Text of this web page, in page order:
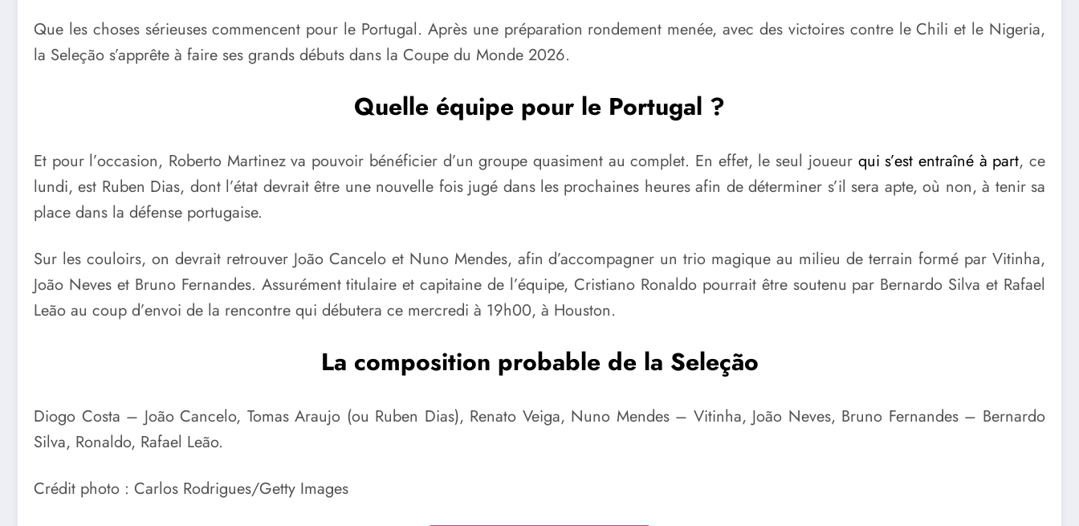
Que les choses sérieuses commencent pour le Portugal. Après une préparation rondement menée, avec des victoires contre le Chili et le Nigeria,
la Seleção s’apprête à faire ses grands débuts dans la Coupe du Monde 2026.
Quelle équipe pour le Portugal ?
Et pour l’occasion, Roberto Martinez va pouvoir bénéficier d’un groupe quasiment au complet. En effet, le seul joueur qui s’est entraîné à part, ce
lundi, est Ruben Dias, dont l’état devrait être une nouvelle fois jugé dans les prochaines heures afin de déterminer s’il sera apte, où non, à tenir sa
place dans la défense portugaise.
Sur les couloirs, on devrait retrouver João Cancelo et Nuno Mendes, afin d’accompagner un trio magique au milieu de terrain formé par Vitinha,
João Neves et Bruno Fernandes. Assurément titulaire et capitaine de l’équipe, Cristiano Ronaldo pourrait être soutenu par Bernardo Silva et Rafael
Leão au coup d’envoi de la rencontre qui débutera ce mercredi à 19h00, à Houston.
La composition probable de la Seleção
Diogo Costa – João Cancelo, Tomas Araujo (ou Ruben Dias), Renato Veiga, Nuno Mendes – Vitinha, João Neves, Bruno Fernandes – Bernardo
Silva, Ronaldo, Rafael Leão.
Crédit photo : Carlos Rodrigues/Getty Images